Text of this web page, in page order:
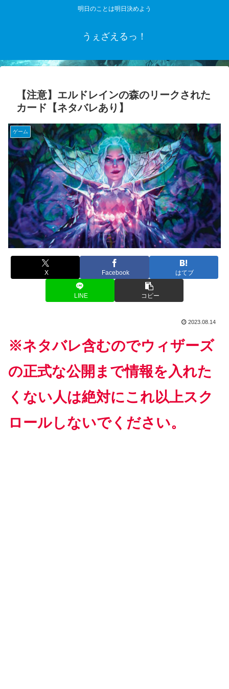
明日のことは明日決めよう
うぇざえるっ！
【注意】エルドレインの森のリークされた
カード【ネタバレあり】
ゲーム
X Facebook はてブ
LINE コピー
2023.08.14
※ネタバレ含むのでウィザーズ
の正式な公開まで情報を入れた
くない人は絶対にこれ以上スク
ロールしないでください。